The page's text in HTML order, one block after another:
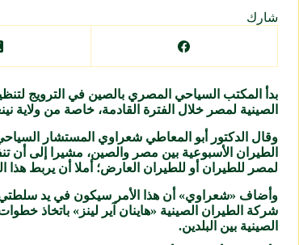
شارك
بدأ المكتب السياحي المصري بالصين في الترويج
الصينية لمصر خلال الفترة القادمة، خاصة من ولاية
وقال الدكتور أبو المعاطي شعراوي المستشار
الطيران الأسبوعية بين مصر والصين، مشيرا إلى أن
لمصر للطيران أو للطيران العارض؛ أملا أن يربط هذا
الصينية بين البلدين.